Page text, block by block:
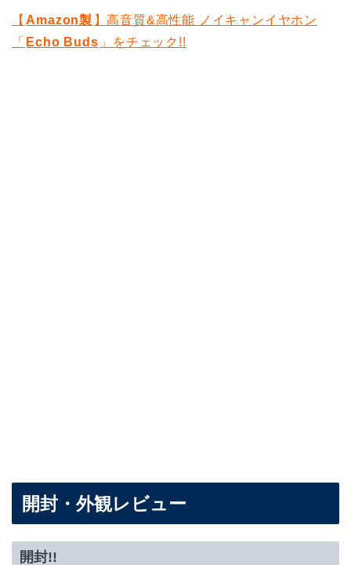
【 Amazon製 】高音質&高性能 ノイキャンイヤホン
「
Echo Buds 」をチェック!!
開封・外観レビュー
開封!!